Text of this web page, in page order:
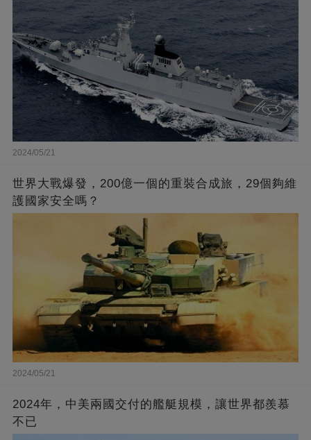
2024/05/21
世界大戰爆發，200億一個的重裝合成旅，29個夠維
護國家安全嗎？
2024/05/21
2024年，中美兩國交付的艦艇規模，讓世界都羨慕
不已